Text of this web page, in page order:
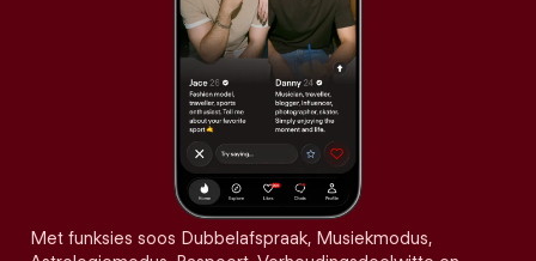
Met funksies soos Dubbelafspraak, Musiekmodus,